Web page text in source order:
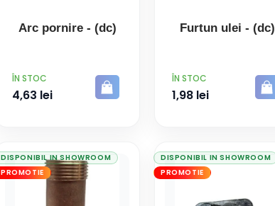
Arc pornire - (dc)
PRET
ÎN STOC
4,63 lei
Furtun ulei - (dc)
PRET
ÎN STOC
1,98 lei
DISPONIBIL IN SHOWROOM
PROMOTIE
DISPONIBIL IN SHOWROOM
PROMOTIE